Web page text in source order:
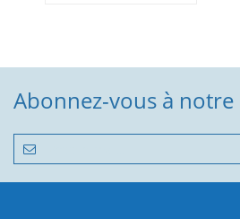
Abonnez-vous à notre